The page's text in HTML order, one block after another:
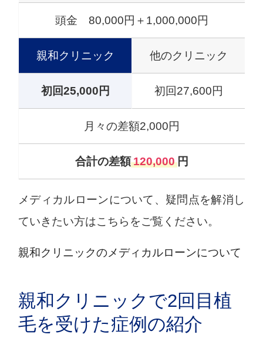
頭金 80,000円＋1,000,000円
親和クリニック 他のクリニック
初回25,000円 初回27,600円
月々の差額2,000円
合計の差額120,000円
メディカルローンについて、疑問点を解消し
ていきたい方はこちらをご覧ください。
親和クリニックのメディカルローンについて
親和クリニックで2回目植
毛を受けた症例の紹介